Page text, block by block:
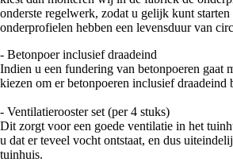
onderste regelwerk, zodat u gelijk kunt
onderprofielen hebben een levensduur van
- Betonpoer inclusief draadeind
Indien u een fundering van betonpoeren gaat
kiezen om er betonpoeren inclusief draadeind
- Ventilatierooster set (per 4 stuks)
Dit zorgt voor een goede ventilatie in het
u dat er teveel vocht ontstaat, en dus
tuinhuis.